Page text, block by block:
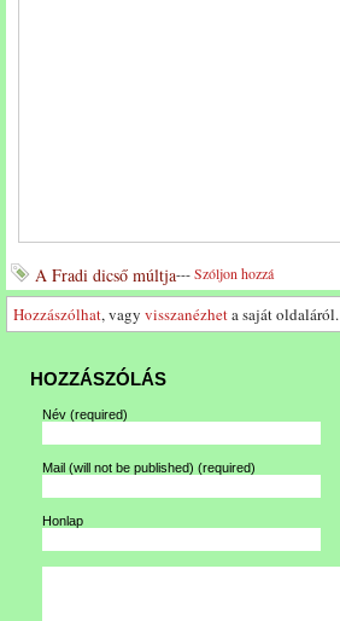
A Fradi dicső múltja---Szóljon hozzá
Hozzászólhat, vagy visszanézheta saját oldaláról.
HOZZÁSZÓLÁS
Név (required)
Mail (will not be published) (required)
Honlap